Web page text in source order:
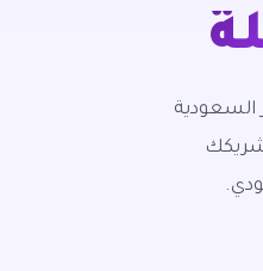
السعودية
شريكك